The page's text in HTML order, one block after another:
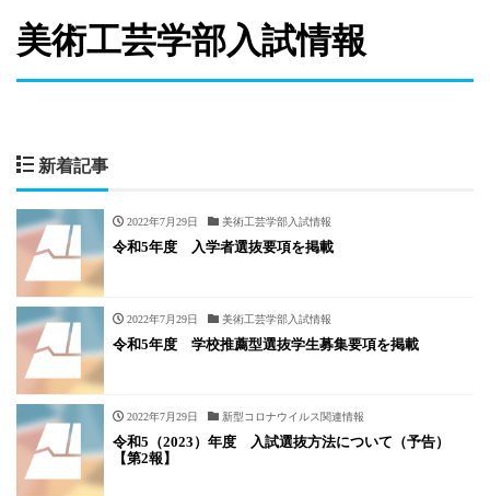
美術工芸学部入試情報
新着記事
2022年7月29日 美術工芸学部入試情報
令和5年度 入学者選抜要項を掲載
2022年7月29日 美術工芸学部入試情報
令和5年度 学校推薦型選抜学生募集要項を掲載
2022年7月29日 新型コロナウイルス関連情報
令和5（2023）年度 入試選抜方法について（予告）
【第2報】